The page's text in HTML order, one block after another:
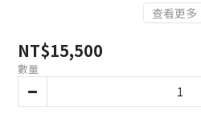
查看更多
NT$15,500
數量